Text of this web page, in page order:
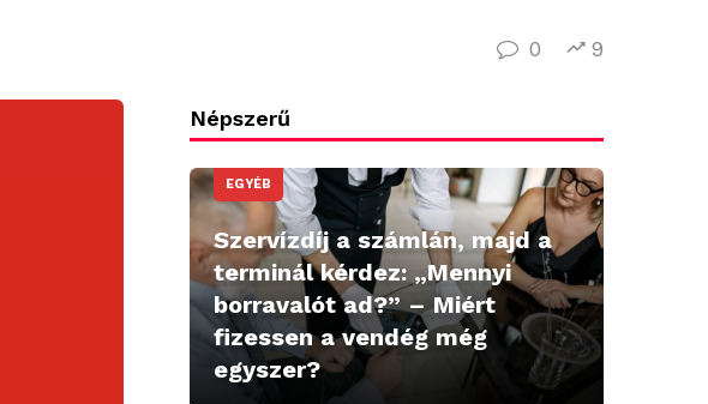
0 9
Népszerű
EGYÉB
Szervízdíj a számlán, majd a
terminál kérdez: „Mennyi
borravalót ad?” – Miért
fizessen a vendég még
egyszer?